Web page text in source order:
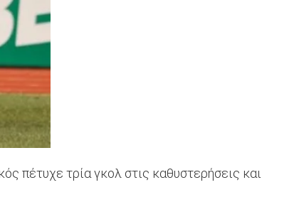
πέτυχε τρία γκολ στις καθυστερήσεις και